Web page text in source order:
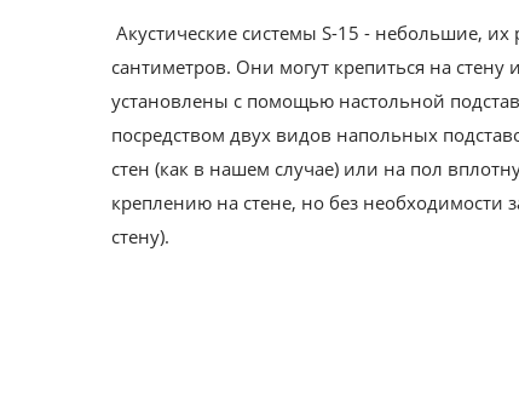
Акустические системы S-15 - небольшие, их
сантиметров. Они могут крепиться на стену
установлены с помощью настольной
посредством двух видов напольных
стен (как в нашем случае) или на пол
креплению на стене, но без необходимости
стену).